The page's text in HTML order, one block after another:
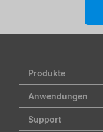
Produkte
Anwendungen
Support